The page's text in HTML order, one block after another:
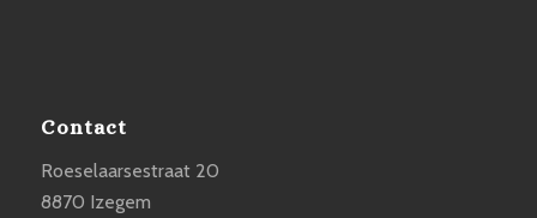
Contact
Roeselaarsestraat 20
8870 Izegem